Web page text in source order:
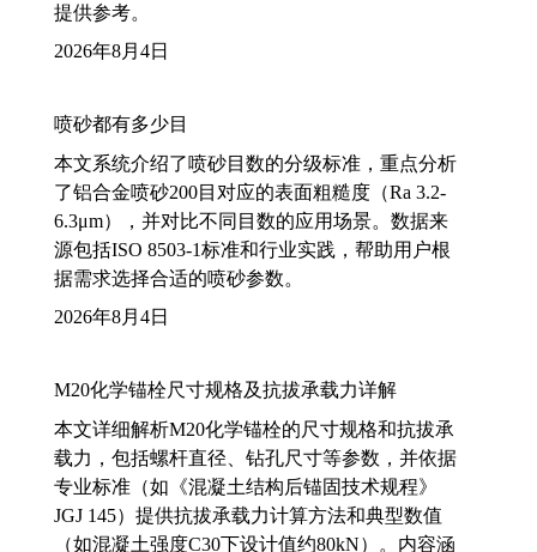
提供参考。
2026年8月4日
喷砂都有多少目
本文系统介绍了喷砂目数的分级标准，重点分析
了铝合金喷砂200目对应的表面粗糙度（Ra 3.2-
6.3μm），并对比不同目数的应用场景。数据来
源包括ISO 8503-1标准和行业实践，帮助用户根
据需求选择合适的喷砂参数。
2026年8月4日
M20化学锚栓尺寸规格及抗拔承载力详解
本文详细解析M20化学锚栓的尺寸规格和抗拔承
载力，包括螺杆直径、钻孔尺寸等参数，并依据
专业标准（如《混凝土结构后锚固技术规程》
JGJ 145）提供抗拔承载力计算方法和典型数值
（如混凝土强度C30下设计值约80kN）。内容涵